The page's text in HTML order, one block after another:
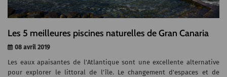
Les 5 meilleures piscines naturelles de Gran Canaria
08 avril 2019
Les eaux apaisantes de l'Atlantique sont une excellente alternative
pour explorer le littoral de l'île. Le changement d'espaces et de